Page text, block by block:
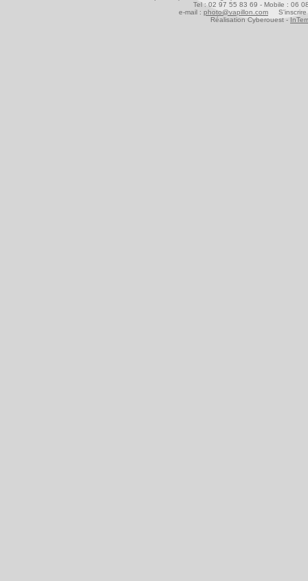
Tel : 02 97 55 83 69 - Mobile : 06
e-mail : photo@vapillon.com S'inscrire
Réalisation Cyberouest -